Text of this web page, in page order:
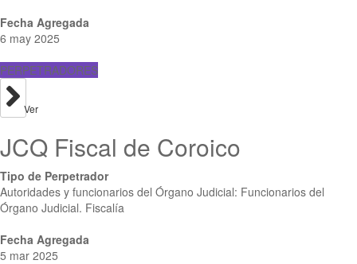
Fecha Agregada
6 may 2025
PERPETRADORES
Ver
JCQ Fiscal de Coroico
Tipo de Perpetrador
Autoridades y funcionarios del Órgano Judicial: Funcionarios del
Órgano Judicial. Fiscalía
Fecha Agregada
5 mar 2025